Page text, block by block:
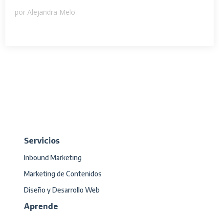
porAlejandra Melo
Servicios
Inbound Marketing
Marketing de Contenidos
Diseño y Desarrollo Web
Aprende